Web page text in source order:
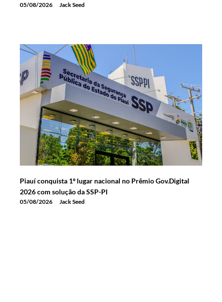
05/08/2026 Jack Seed
Piauí conquista 1º lugar nacional no Prêmio Gov.Digital
2026 com solução da SSP-PI
05/08/2026 Jack Seed